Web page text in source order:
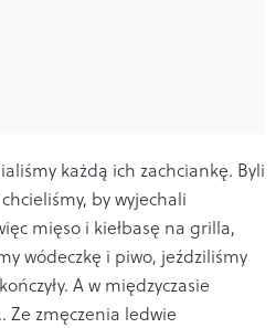
każdą ich zachciankę. Byli
by wyjechali
mięso i kiełbasę na grilla,
wódeczkę i piwo, jeździliśmy
A w międzyczasie
Ze zmęczenia ledwie